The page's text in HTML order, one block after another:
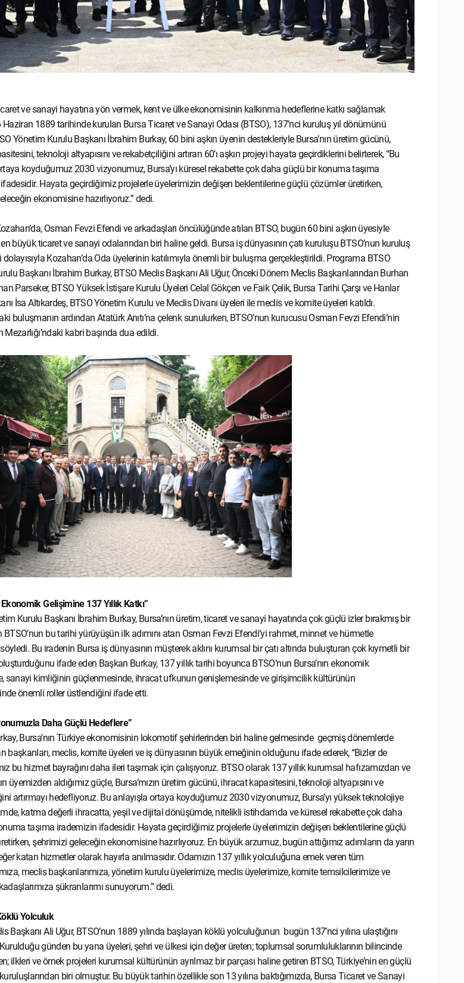
ve sanayi hayatına yön vermek, kent ve ülke ekonomisinin kalkınma hedeflerine katkı sağlamak
Haziran 1889 tarihinde kurulan Bursa Ticaret ve Sanayi Odası (BTSO), 137’nci kuruluş yıl dönümünü
Yönetim Kurulu Başkanı İbrahim Burkay, 60 bini aşkın üyenin destekleriyle Bursa’nın üretim gücünü,
teknoloji altyapısını ve rekabetçiliğini artıran 60’ı aşkın projeyi hayata geçirdiklerini belirterek, “Bu
koyduğumuz 2030 vizyonumuz, Bursa’yı küresel rekabette çok daha güçlü bir konuma taşıma
Hayata geçirdiğimiz projelerle üyelerimizin değişen beklentilerine güçlü çözümler üretirken,
ekonomisine hazırlıyoruz.” dedi.
Osman Fevzi Efendi ve arkadaşları öncülüğünde atılan BTSO, bugün 60 bini aşkın üyesiyle
en büyük ticaret ve sanayi odalarından biri haline geldi. Bursa iş dünyasının çatı kuruluşu BTSO’nun kuruluş
dolayısıyla Kozahan’da Oda üyelerinin katılımıyla önemli bir buluşma gerçekleştirildi. Programa BTSO
Başkanı İbrahim Burkay, BTSO Meclis Başkanı Ali Uğur, Önceki Dönem Meclis Başkanlarından Burhan
Parseker, BTSO Yüksek İstişare Kurulu Üyeleri Celal Gökçen ve Faik Çelik, Bursa Tarihi Çarşı ve Hanlar
İsa Altıkardeş, BTSO Yönetim Kurulu ve Meclis Divanı üyeleri ile meclis ve komite üyeleri katıldı.
buluşmanın ardından Atatürk Anıtı’na çelenk sunulurken, BTSO’nun kurucusu Osman Fevzi Efendi’nin
Mezarlığı’ndaki kabri başında dua edildi.
Ekonomik Gelişimine 137 Yıllık Katkı”
Kurulu Başkanı İbrahim Burkay, Bursa’nın üretim, ticaret ve sanayi hayatında çok güçlü izler bırakmış bir
bu tarihi yürüyüşün ilk adımını atan Osman Fevzi Efendi’yi rahmet, minnet ve hürmetle
söyledi. Bu iradenin Bursa iş dünyasının müşterek aklını kurumsal bir çatı altında buluşturan çok kıymetli bir
ifade eden Başkan Burkay, 137 yıllık tarihi boyunca BTSO’nun Bursa’nın ekonomik
sanayi kimliğinin güçlenmesinde, ihracat ufkunun genişlemesinde ve girişimcilik kültürünün
önemli roller üstlendiğini ifade etti.
Daha Güçlü Hedeflere”
Bursa’nın Türkiye ekonomisinin lokomotif şehirlerinden biri haline gelmesinde geçmiş dönemlerde
başkanları, meclis, komite üyeleri ve iş dünyasının büyük emeğinin olduğunu ifade ederek, “Bizler de
bu hizmet bayrağını daha ileri taşımak için çalışıyoruz. BTSO olarak 137 yıllık kurumsal hafızamızdan ve
üyemizden aldığımız güçle, Bursa’mızın üretim gücünü, ihracat kapasitesini, teknoloji altyapısını ve
artırmayı hedefliyoruz. Bu anlayışla ortaya koyduğumuz 2030 vizyonumuz, Bursa’yı yüksek teknolojiye
katma değerli ihracatta, yeşil ve dijital dönüşümde, nitelikli istihdamda ve küresel rekabette çok daha
taşıma irademizin ifadesidir. Hayata geçirdiğimiz projelerle üyelerimizin değişen beklentilerine güçlü
şehrimizi geleceğin ekonomisine hazırlıyoruz. En büyük arzumuz, bugün attığımız adımların da yarın
katan hizmetler olarak hayırla anılmasıdır. Odamızın 137 yıllık yolculuğuna emek veren tüm
meclis başkanlarımıza, yönetim kurulu üyelerimize, meclis üyelerimize, komite temsilcilerimize ve
şükranlarımı sunuyorum.” dedi.
Yolculuk
Başkanı Ali Uğur, BTSO’nun 1889 yılında başlayan köklü yolculuğunun bugün 137’nci yılına ulaştığını
günden bu yana üyeleri, şehri ve ülkesi için değer üreten; toplumsal sorumluluklarının bilincinde
ilkleri ve örnek projeleri kurumsal kültürünün ayrılmaz bir parçası haline getiren BTSO, Türkiye’nin en güçlü
biri olmuştur. Bu büyük tarihin özellikle son 13 yılına baktığımızda, Bursa Ticaret ve Sanayi